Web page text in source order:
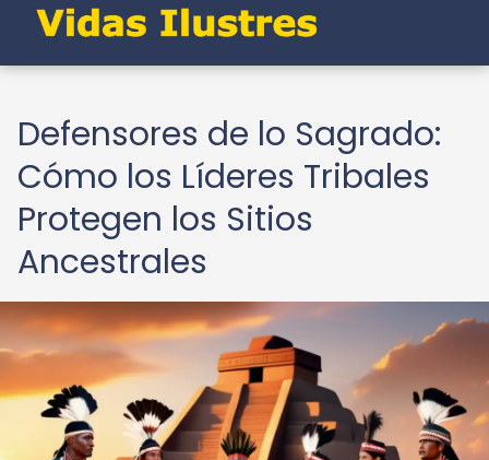
Defensores de lo Sagrado:
Cómo los Líderes Tribales
Protegen los Sitios
Ancestrales